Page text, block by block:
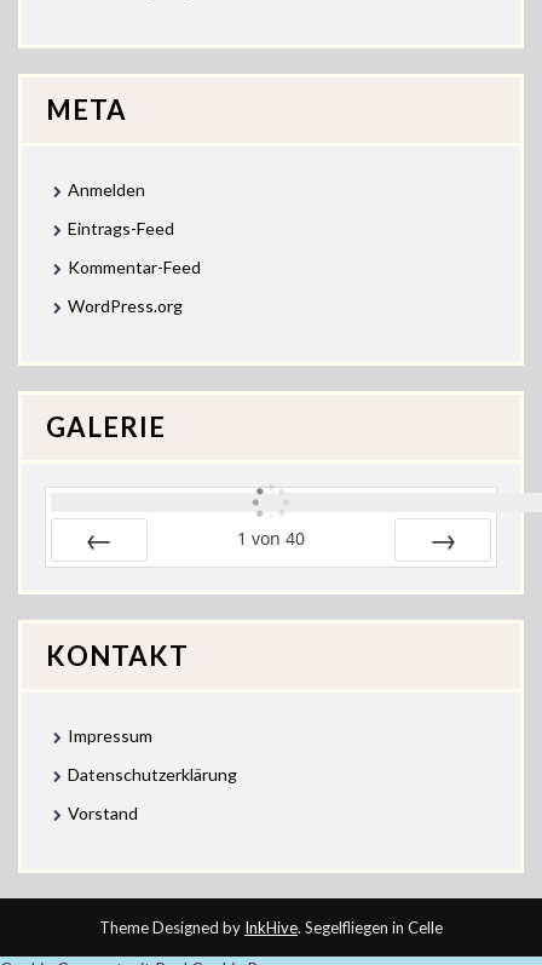
META
Anmelden
Eintrags-Feed
Kommentar-Feed
WordPress.org
GALERIE
1 von 40
KONTAKT
Impressum
Datenschutzerklärung
Vorstand
Theme Designed by InkHive. Segelfliegen in Celle